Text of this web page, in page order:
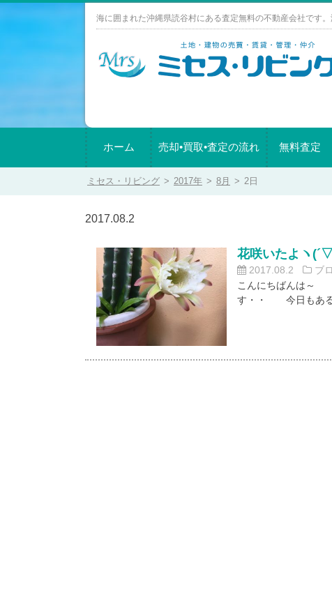
海に囲まれた沖縄県読谷村にある査定無料の不動産会社です
ホーム 売却•買取•査定の流れ 無料査定
ミセス・リビング > 2017年 > 8月 > 2日
2017.08.2
花咲いたよヽ
2017.08.2
ブ
こんにちばんは～
す・・ 今日もある